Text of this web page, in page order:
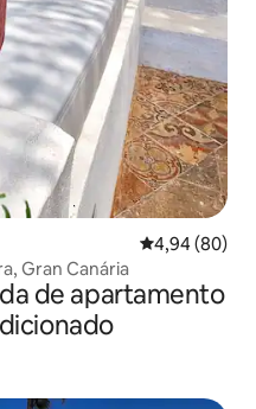
4,94 de uma
4,94 (80)
Gran Canária
de apartamento